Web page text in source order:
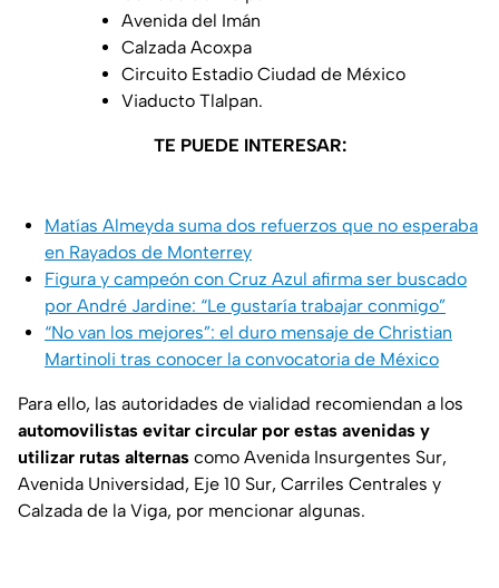
Avenida del Imán
Calzada Acoxpa
Circuito Estadio Ciudad de México
Viaducto Tlalpan.
TE PUEDE INTERESAR:
Matías Almeyda suma dos refuerzos que no esperaba
en Rayados de Monterrey
Figura y campeón con Cruz Azul afirma ser buscado
por André Jardine: “Le gustaría trabajar conmigo”
“No van los mejores”: el duro mensaje de Christian
Martinoli tras conocer la convocatoria de México
Para ello, las autoridades de vialidad recomiendan a los
automovilistas evitar circular por estas avenidas y
utilizar rutas alternas como Avenida Insurgentes Sur,
Avenida Universidad, Eje 10 Sur, Carriles Centrales y
Calzada de la Viga, por mencionar algunas.